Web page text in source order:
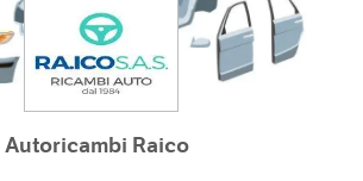
Autoricambi Raico